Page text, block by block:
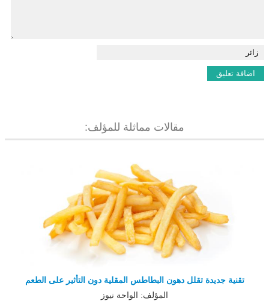
مقالات مماثلة للمؤلف:
تقنية جديدة تقلل دهون البطاطس المقلية دون التأثير على الطعم
المؤلف: الواحة نيوز